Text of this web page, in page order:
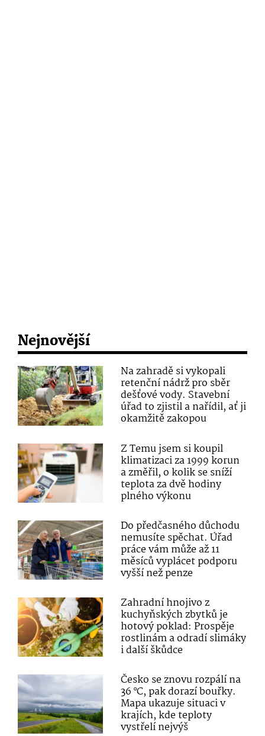
Nejnovější
Na zahradě si vykopali
retenční nádrž pro sběr
dešťové vody. Stavební
úřad to zjistil a nařídil, ať ji
okamžitě zakopou
Z Temu jsem si koupil
klimatizaci za 1999 korun
a změřil, o kolik se sníží
teplota za dvě hodiny
plného výkonu
Do předčasného důchodu
nemusíte spěchat. Úřad
práce vám může až 11
měsíců vyplácet podporu
vyšší než penze
Zahradní hnojivo z
kuchyňských zbytků je
hotový poklad: Prospěje
rostlinám a odradí slimáky
i další škůdce
Česko se znovu rozpálí na
36 °C, pak dorazí bouřky.
Mapa ukazuje situaci v
krajích, kde teploty
vystřelí nejvýš